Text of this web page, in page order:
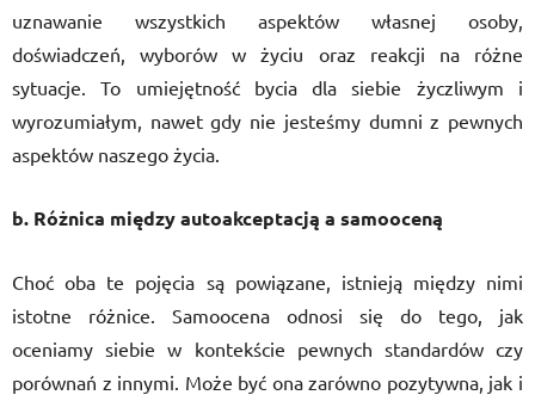
uznawanie wszystkich aspektów własnej osoby,
doświadczeń, wyborów w życiu oraz reakcji na różne
sytuacje. To umiejętność bycia dla siebie życzliwym i
wyrozumiałym, nawet gdy nie jesteśmy dumni z pewnych
aspektów naszego życia.
b. Różnica między autoakceptacją a samooceną
Choć oba te pojęcia są powiązane, istnieją między nimi
istotne różnice. Samoocena odnosi się do tego, jak
oceniamy siebie w kontekście pewnych standardów czy
porównań z innymi. Może być ona zarówno pozytywna, jak i